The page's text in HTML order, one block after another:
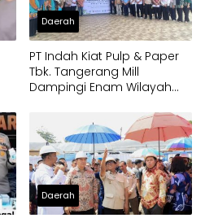
Daerah
PT Indah Kiat Pulp & Paper
Tbk. Tangerang Mill
Dampingi Enam Wilayah
Daerah